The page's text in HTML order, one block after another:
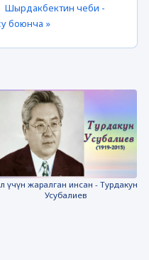
Шырдакбектин чеби -
боюнча »
үчүн жаралган инсан - Турдакун
Усубалиев